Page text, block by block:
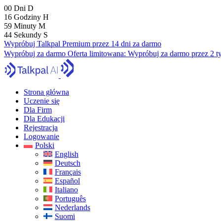
00 Dni D
16 Godziny H
59 Minuty M
43 Sekundy S
Wypróbuj Talkpal Premium przez 14 dni za darmo
Wypróbuj za darmo Oferta limitowana: Wypróbuj za darmo przez 2
Strona główna
Uczenie się
Dla Firm
Dla Edukacji
Rejestracja
Logowanie
Polski
English
Deutsch
Français
Español
Italiano
Português
Nederlands
Suomi